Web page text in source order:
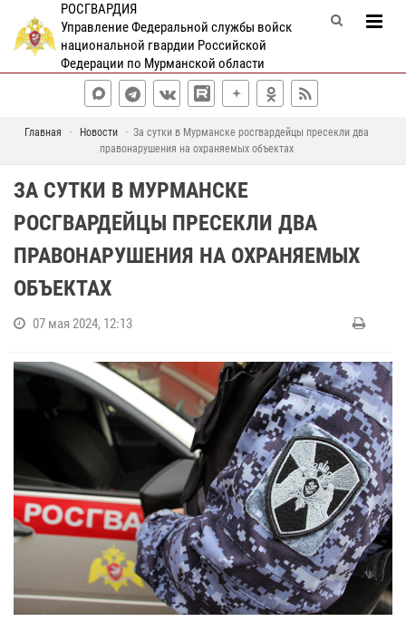
РОСГВАРДИЯ
Управление Федеральной службы войск
национальной гвардии Российской
Федерации по Мурманской области
Главная Новости
За сутки в Мурманске росгвардейцы пресекли два
правонарушения на охраняемых объектах
ЗА СУТКИ В МУРМАНСКЕ
РОСГВАРДЕЙЦЫ ПРЕСЕКЛИ ДВА
ПРАВОНАРУШЕНИЯ НА ОХРАНЯЕМЫХ
ОБЪЕКТАХ
07 мая 2024, 12:13